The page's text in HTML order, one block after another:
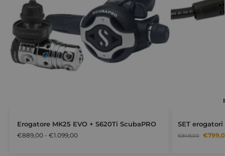
Erogatore MK25 EVO + S620Ti ScubaPRO
€889,00 - €1.099,00
SET
€849,00 €